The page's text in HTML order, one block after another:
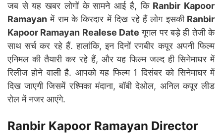
जब से यह खबर लोगों के सामने आई है, कि Ranbir Kapoor
Ramayan में राम के किरदार में दिख रहे हैं लोग इसकीRanbir
Kapoor Ramayan Realese Date गूगल पर बड़े ही तेजी के
साथ सर्च कर रहे हैं. हालांकि, इन दिनों रणबीर कपूर अपनी फिल्म
एनिमल की तैयारी कर रहे हैं, और यह फिल्म जल्द ही सिनेमाघर में
रिलीज होने वाली है. आपको यह फिल्म 1 दिसंबर को सिनेमाघर में
दिख जाएगी जिसमें रश्मिका मंदाना, बॉबी देओल, अनिल कपूर लीड
रोल में नजर आएंगे.
Ranbir Kapoor Ramayan Director